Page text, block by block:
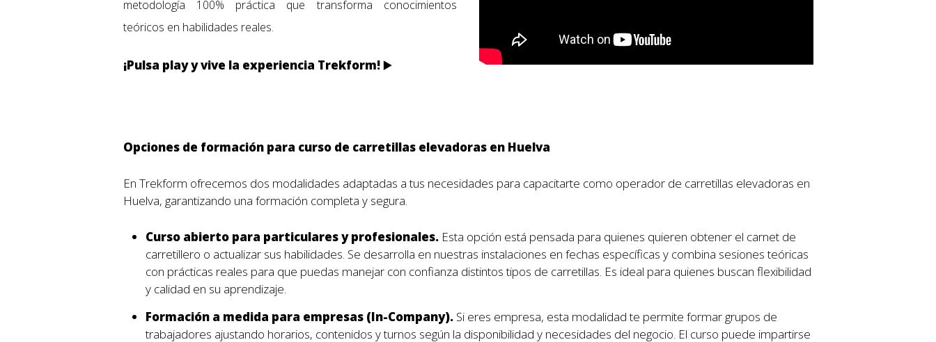
metodología 100% práctica que transforma conocimientos
teóricos en habilidades reales.
¡Pulsa play y vive la experiencia Trekform!▶️
Opciones de formación para curso de carretillas elevadoras en Huelva
En Trekform ofrecemos dos modalidades adaptadas a tus necesidades para capacitarte como operador de carretillas elevadoras en
Huelva, garantizando una formación completa y segura.
Curso abierto para particulares y profesionales. Esta opción está pensada para quienes quieren obtener el carnet de
carretillero o actualizar sus habilidades. Se desarrolla en nuestras instalaciones en fechas específicas y combina sesiones teóricas
con prácticas reales para que puedas manejar con confianza distintos tipos de carretillas. Es ideal para quienes buscan flexibilidad
y calidad en su aprendizaje.
Formación a medida para empresas (In-Company). Si eres empresa, esta modalidad te permite formar grupos de
trabajadores ajustando horarios, contenidos y turnos según la disponibilidad y necesidades del negocio. El curso puede impartirse